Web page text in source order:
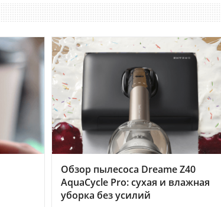
Обзор пылесоса Dreame Z40
AquaCycle Pro: сухая и влажная
уборка без усилий